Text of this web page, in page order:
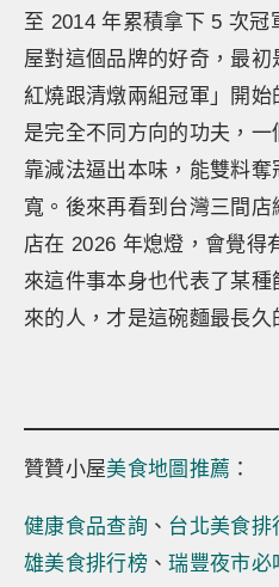
至 2014 年累積拿下 5 次
屋對這個品牌的好奇，最
紅燒跟清燉兩組冠軍」開
是完全不同方向的功夫，
靠減法逼出本味，能雙料
寬。後來再看到台灣三間
店在 2026 年熄燈，會覺得
來這件事本身也代表了某
來的人，才是這碗麵最長久
贊贊小屋美食地圖推薦 ：
健康食品查詢 、 台北美食排
雄美食排行榜 、瑞豐夜市必